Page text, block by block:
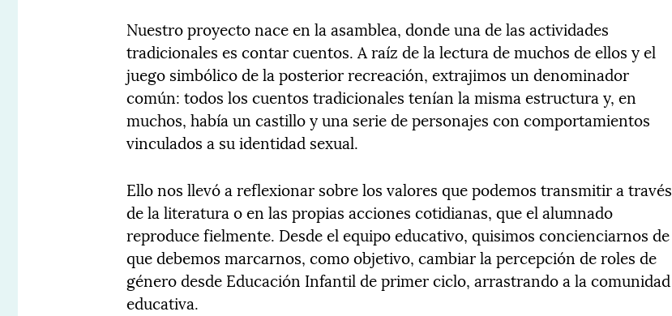
Nuestro proyecto nace en la asamblea, donde una de las actividades
tradicionales es contar cuentos. A raíz de la lectura de muchos de ellos y el
juego simbólico de la posterior recreación, extrajimos un denominador
común: todos los cuentos tradicionales tenían la misma estructura y, en
muchos, había un castillo y una serie de personajes con comportamientos
vinculados a su identidad sexual.
Ello nos llevó a reflexionar sobre los valores que podemos transmitir a través
de la literatura o en las propias acciones cotidianas, que el alumnado
reproduce fielmente. Desde el equipo educativo, quisimos concienciarnos de
que debemos marcarnos, como objetivo, cambiar la percepción de roles de
género desde Educación Infantil de primer ciclo, arrastrando a la comunidad
educativa.